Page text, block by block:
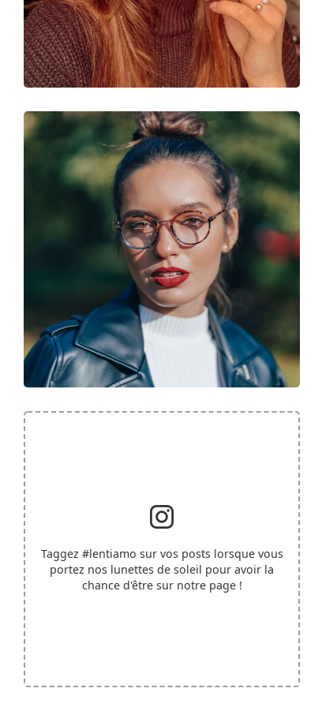
Marque:
Vogue
Code:
0VO4176 352 50
Taggez #lentiamo sur vos posts lorsque vous
portez nos lunettes de soleil pour avoir la
chance d'être sur notre page !